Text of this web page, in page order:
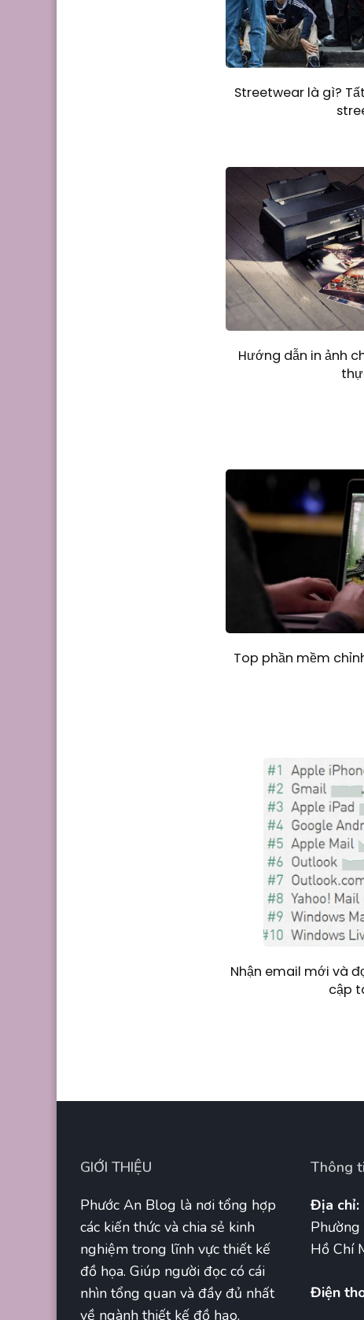
Streetwear là gì?
Hướng dẫn in ảnh
Top phần mềm
Nhận email mới và
cập
GIỚI THIỆU
Phước An Blog là nơi tổng hợp
các kiến thức và chia sẻ kinh
nghiệm trong lĩnh vực thiết kế
đồ họa. Giúp người đọc có cái
nhìn tổng quan và đầy đủ nhất
về ngành thiết kế đồ hạo.
Thông
Địa chỉ:
Phường
Hồ Chí
Điện